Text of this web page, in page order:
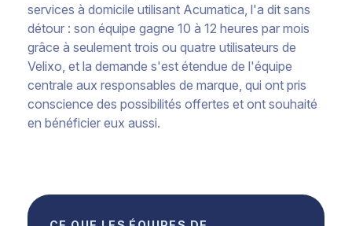
services à domicile utilisant Acumatica, l'a dit sans
détour : son équipe gagne 10 à 12 heures par mois
grâce à seulement trois ou quatre utilisateurs de
Velixo, et la demande s'est étendue de l'équipe
centrale aux responsables de marque, qui ont pris
conscience des possibilités offertes et ont souhaité
en bénéficier eux aussi.